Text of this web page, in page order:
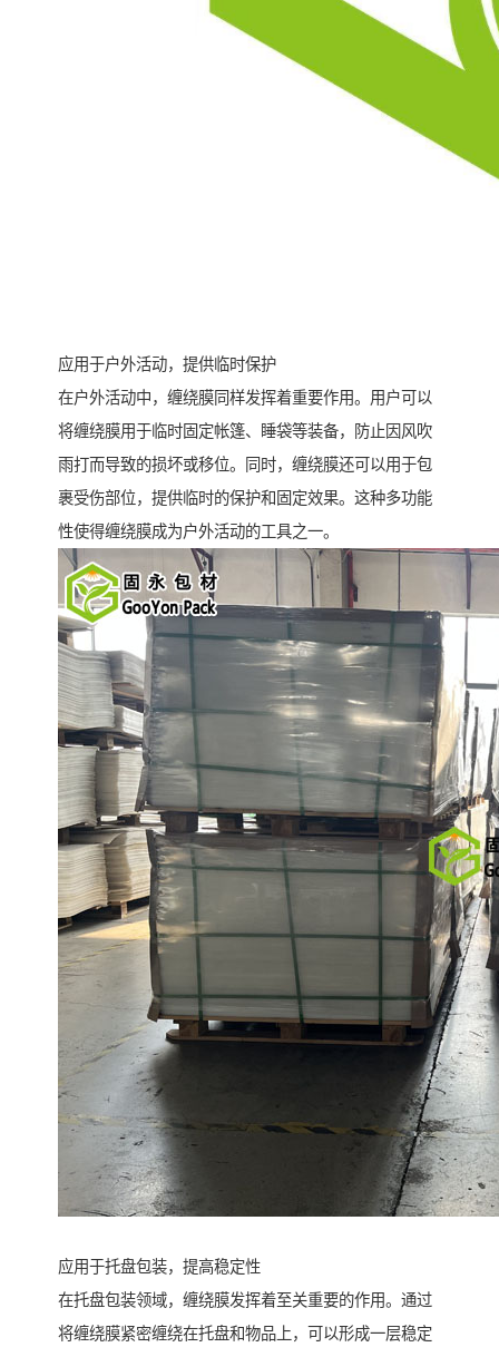
应用于户外活动，提供临时保护
在户外活动中，缠绕膜同样发挥着重要作用。用户可以
将缠绕膜用于临时固定帐篷、睡袋等装备，防止因风吹
雨打而导致的损坏或移位。同时，缠绕膜还可以用于包
裹受伤部位，提供临时的保护和固定效果。这种多功能
性使得缠绕膜成为户外活动的工具之一。
应用于托盘包装，提高稳定性
在托盘包装领域，缠绕膜发挥着至关重要的作用。通过
将缠绕膜紧密缠绕在托盘和物品上，可以形成一层稳定